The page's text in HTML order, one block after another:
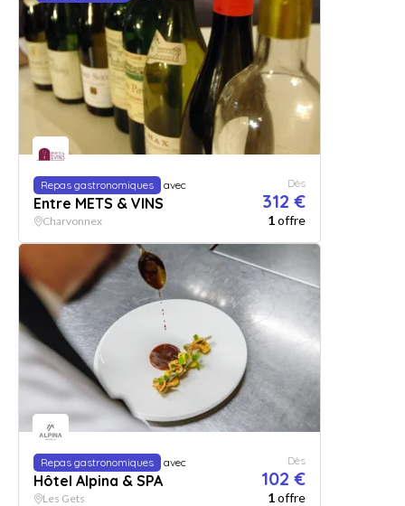
Repas gastronomiques avec
Entre METS & VINS
Dès
312 €
Charvonnex 1offre
Repas gastronomiques avec
Hôtel Alpina & SPA
Dès
102 €
Les Gets 1offre